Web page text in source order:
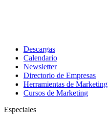
Descargas
Calendario
Newsletter
Directorio de Empresas
Herramientas de Marketing
Cursos de Marketing
Especiales